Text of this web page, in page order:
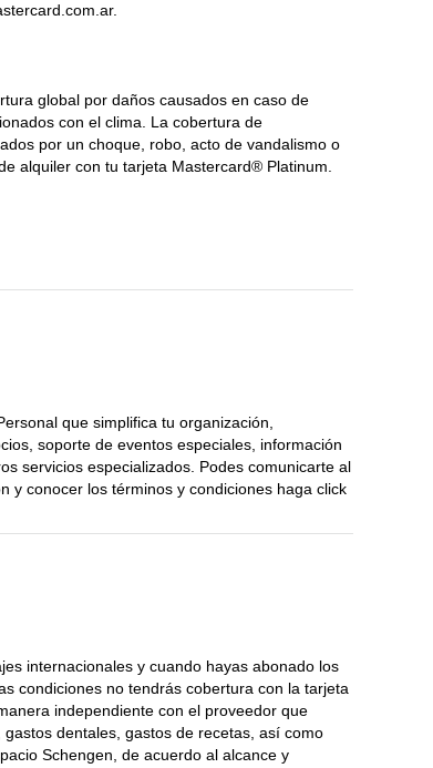
global por daños causados en caso de
con el clima. La cobertura de
por un choque, robo, acto de vandalismo o
alquiler con tu tarjeta Mastercard® Platinum.
que simplifica tu organización,
soporte de eventos especiales, información
servicios especializados. Podes comunicarte al
y conocer los términos y condiciones haga click
internacionales y cuando hayas abonado los
condiciones no tendrás cobertura con la tarjeta
independiente con el proveedor que
dentales, gastos de recetas, así como
Schengen, de acuerdo al alcance y